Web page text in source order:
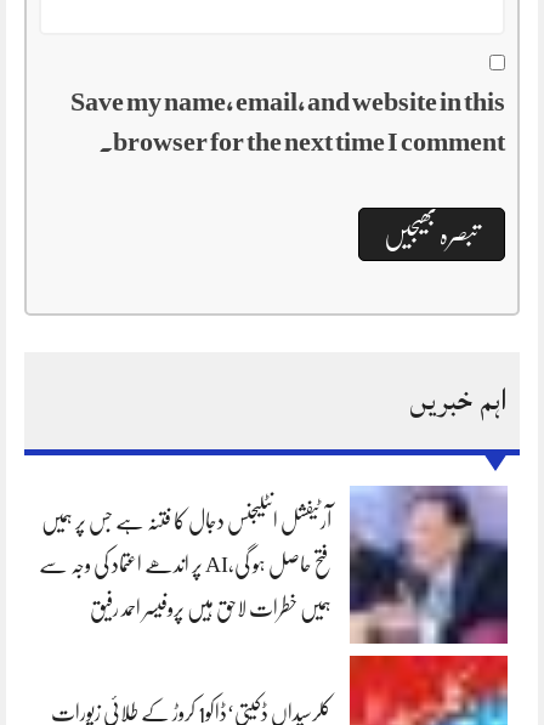
Save my name, email, and website in this
browser for the next time I comment.
اہم خبریں
آرٹیفشل انٹلیجنس دجال کا فتنہ ہے جس پر ہمیں
فتح حاصل ہو گی،AI پر اندھے اعتماد کی وجہ سے
ہمیں خطرات لاحق ہیں پروفیسر احمد رفیق
کلرسیداں ڈکیتی‘ڈاکو1 کروڑ کے طلائی زیورات